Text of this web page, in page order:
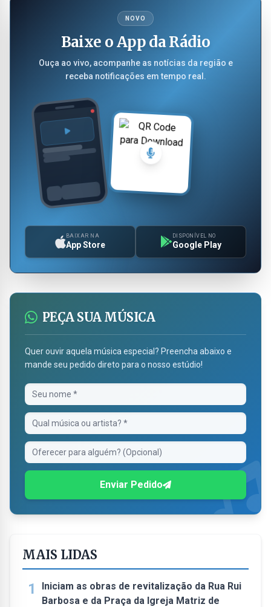
NOVO
Baixe o App da Rádio
Ouça ao vivo, acompanhe as notícias da região e
receba notificações em tempo real.
BAIXAR NA
App Store
DISPONÍVEL NO
Google Play
PEÇA SUA MÚSICA
Quer ouvir aquela música especial? Preencha abaixo e
mande seu pedido direto para o nosso estúdio!
Enviar Pedido
MAIS LIDAS
1
Iniciam as obras de revitalização da Rua Rui
Barbosa e da Praça da Igreja Matriz de